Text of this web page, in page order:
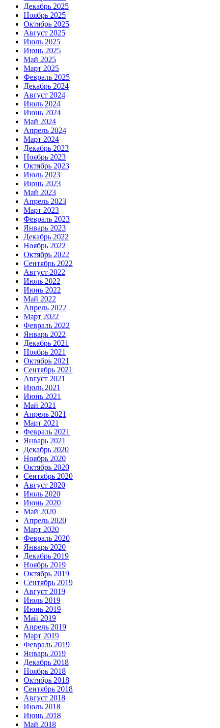
Декабрь 2025
Ноябрь 2025
Октябрь 2025
Август 2025
Июль 2025
Июнь 2025
Май 2025
Март 2025
Февраль 2025
Декабрь 2024
Август 2024
Июль 2024
Июнь 2024
Май 2024
Апрель 2024
Март 2024
Декабрь 2023
Ноябрь 2023
Октябрь 2023
Июль 2023
Июнь 2023
Май 2023
Апрель 2023
Март 2023
Февраль 2023
Январь 2023
Декабрь 2022
Ноябрь 2022
Октябрь 2022
Сентябрь 2022
Август 2022
Июль 2022
Июнь 2022
Май 2022
Апрель 2022
Март 2022
Февраль 2022
Январь 2022
Декабрь 2021
Ноябрь 2021
Октябрь 2021
Сентябрь 2021
Август 2021
Июль 2021
Июнь 2021
Май 2021
Апрель 2021
Март 2021
Февраль 2021
Январь 2021
Декабрь 2020
Ноябрь 2020
Октябрь 2020
Сентябрь 2020
Август 2020
Июль 2020
Июнь 2020
Май 2020
Апрель 2020
Март 2020
Февраль 2020
Январь 2020
Декабрь 2019
Ноябрь 2019
Октябрь 2019
Сентябрь 2019
Август 2019
Июль 2019
Июнь 2019
Май 2019
Апрель 2019
Март 2019
Февраль 2019
Январь 2019
Декабрь 2018
Ноябрь 2018
Октябрь 2018
Сентябрь 2018
Август 2018
Июль 2018
Июнь 2018
Май 2018